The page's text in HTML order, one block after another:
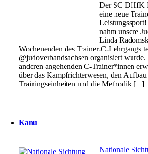
Der SC DHfK
eine neue
nahm unsere
Linda
Wochenenden des Trainer-C-Lehrgangs
@judoverbandsachsen organisiert wurde.
anderen angehenden C-Trainer*innen
über das Kampfrichterwesen, den
Trainingseinheiten und die Methodik [...]
Kanu
Nationale